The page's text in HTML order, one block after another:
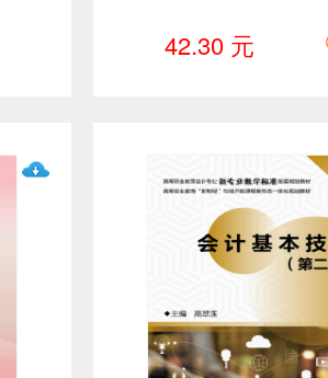
42.30 元